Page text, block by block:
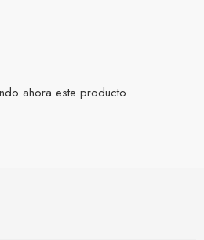
ahora este producto